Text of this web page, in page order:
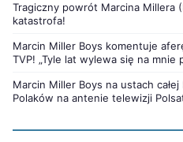
Tragiczny powrót Marcina Millera
katastrofa!
Marcin Miller Boys komentuje
TVP! „Tyle lat wylewa się na mnie
Marcin Miller Boys na ustach
Polaków na antenie telewizji